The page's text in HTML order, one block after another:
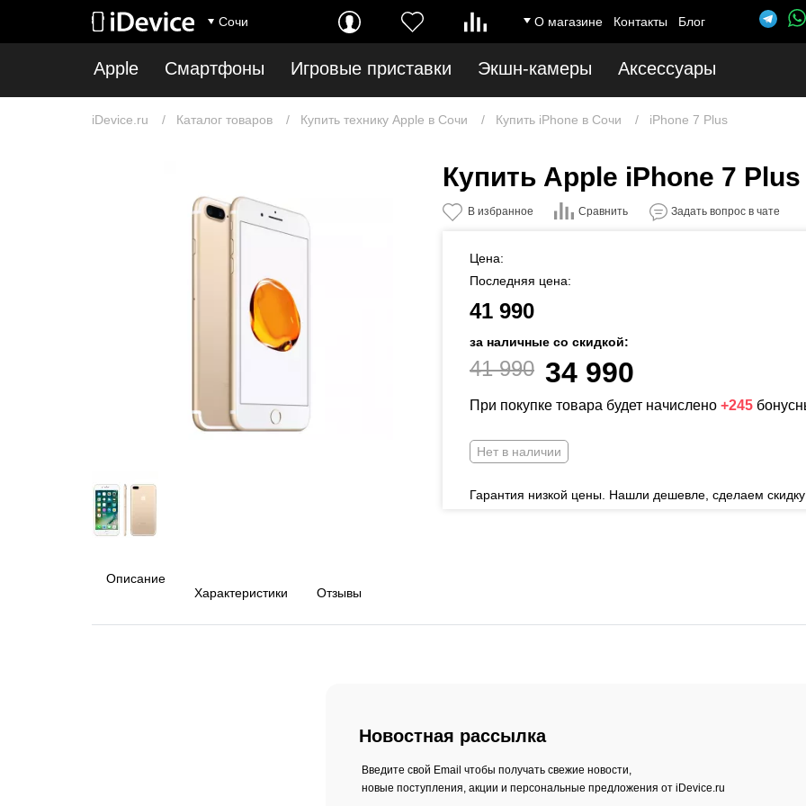
Сочи О магазине Контакты Блог
Apple Смартфоны Игровые приставки Экшн-камеры Аксессуары
iDevice.ru Каталог товаров Купить технику Apple в Сочи Купить iPhone в Сочи iPhone 7 Plus
Купить Apple iPhone 7
В избранное Сравнить Задать вопрос в чате
Цена:
Последняя цена:
41 990
за наличные со скидкой:
41 990 34 990
При покупке товара будет начислено +245
Нет в наличии
Гарантия низкой цены. Нашли дешевле, сделаем
Описание
Характеристики
Отзывы
Новостная рассылка
Введите свой Email чтобы получать свежие новости,
новые поступления, акции и персональные предложения от iDevice.ru